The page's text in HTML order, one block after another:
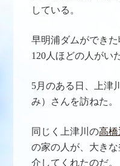
している。
早明浦ダムができ
120人ほどの人がい
5月のある日、上津
み）さんを訪ねた。
同じく上津川の高
の家の人が、大き
介してくれたのだ。